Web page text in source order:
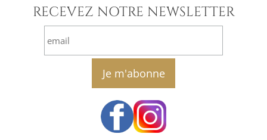
RECEVEZ NOTRE NEWSLETTER
email